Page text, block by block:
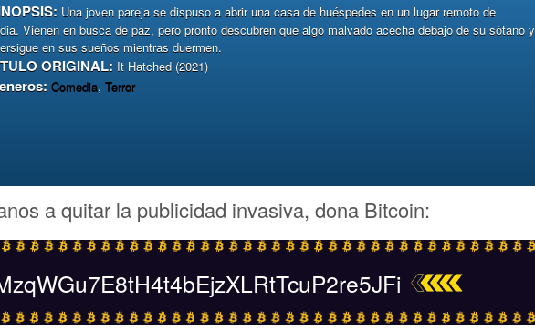
Una joven pareja se dispuso a abrir una casa de huéspedes en un lugar remoto de
Vienen en busca de paz, pero pronto descubren que algo malvado acecha debajo de su sótano y
en sus sueños mientras duermen.
ORIGINAL: It Hatched (2021)
Comedia, Terror
a quitar la publicidad invasiva, dona Bitcoin: